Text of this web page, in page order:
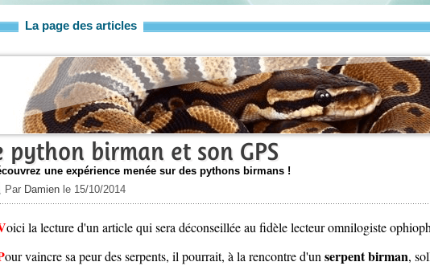
La page des articles
python birman et son GPS
une expérience menée sur des pythons birmans !
Par Damien le 15/10/2014
Voici la lecture d'un article qui sera déconseillée au fidèle lecteur omnilogiste
Pour vaincre sa peur des serpents, il pourrait, à la rencontre d'un serpent birman,